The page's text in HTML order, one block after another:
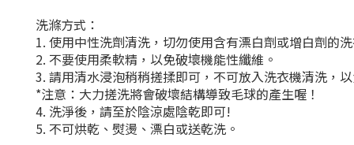
洗滌方式：
1. 使用中性洗劑清洗，切勿使用含有漂白劑或增白劑的
2. 不要使用柔軟精，以免破壞機能性纖維。
3. 請用清水浸泡稍稍搓揉即可，不可放入洗衣機清洗，
*注意：大力搓洗將會破壞結構導致毛球的產生喔！
4. 洗淨後，請至於陰涼處陰乾即可!
5. 不可烘乾、熨燙、漂白或送乾洗。